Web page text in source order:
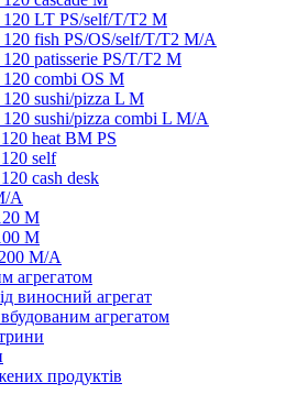
LT PS/self/T/T2 M
fish PS/OS/self/T/T2 M/A
patisserie PS/T/T2 M
combi OS M
sushi/pizza L M
sushi/pizza combi L M/A
heat BM PS
self
cash desk
А
M
M
M/A
агрегатом
виносний агрегат
агрегатом
продуктів